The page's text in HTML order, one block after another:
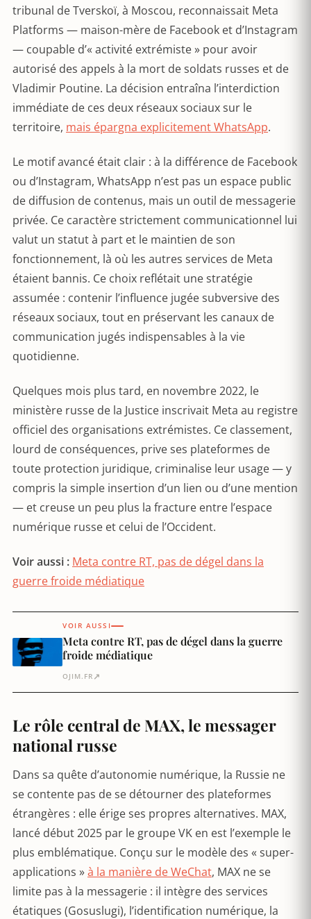
tribunal de Tverskoï, à Moscou, reconnaissait Meta
Platforms — maison-mère de Facebook et d’Instagram
— coupable d’« activité extrémiste » pour avoir
autorisé des appels à la mort de soldats russes et de
Vladimir Poutine. La décision entraîna l’interdiction
immédiate de ces deux réseaux sociaux sur le
territoire, mais épargna explicitement WhatsApp.
Le motif avancé était clair : à la différence de Facebook
ou d’Instagram, WhatsApp n’est pas un espace public
de diffusion de contenus, mais un outil de messagerie
privée. Ce caractère strictement communicationnel lui
valut un statut à part et le maintien de son
fonctionnement, là où les autres services de Meta
étaient bannis. Ce choix reflétait une stratégie
assumée : contenir l’influence jugée subversive des
réseaux sociaux, tout en préservant les canaux de
communication jugés indispensables à la vie
quotidienne.
Quelques mois plus tard, en novembre 2022, le
ministère russe de la Justice inscrivait Meta au registre
officiel des organisations extrémistes. Ce classement,
lourd de conséquences, prive ses plateformes de
toute protection juridique, criminalise leur usage — y
compris la simple insertion d’un lien ou d’une mention
— et creuse un peu plus la fracture entre l’espace
numérique russe et celui de l’Occident.
Voir aussi : Meta contre RT, pas de dégel dans la
guerre froide médiatique
VOIR AUSSI
Meta contre RT, pas de dégel dans la guerre
froide médiatique
OJIM.FR ↗
Le rôle central de MAX, le messager
national russe
Dans sa quête d’autonomie numérique, la Russie ne
se contente pas de se détourner des plateformes
étrangères : elle érige ses propres alternatives. MAX,
lancé début 2025 par le groupe VK en est l’exemple le
plus emblématique. Conçu sur le modèle des « super-
applications »à la manière de WeChat, MAX ne se
limite pas à la messagerie : il intègre des services
étatiques (Gosuslugi), l’identification numérique, la